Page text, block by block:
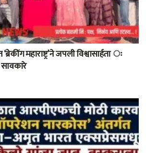
महाराष्ट्र’ने जपली विश्वासार्हता ः